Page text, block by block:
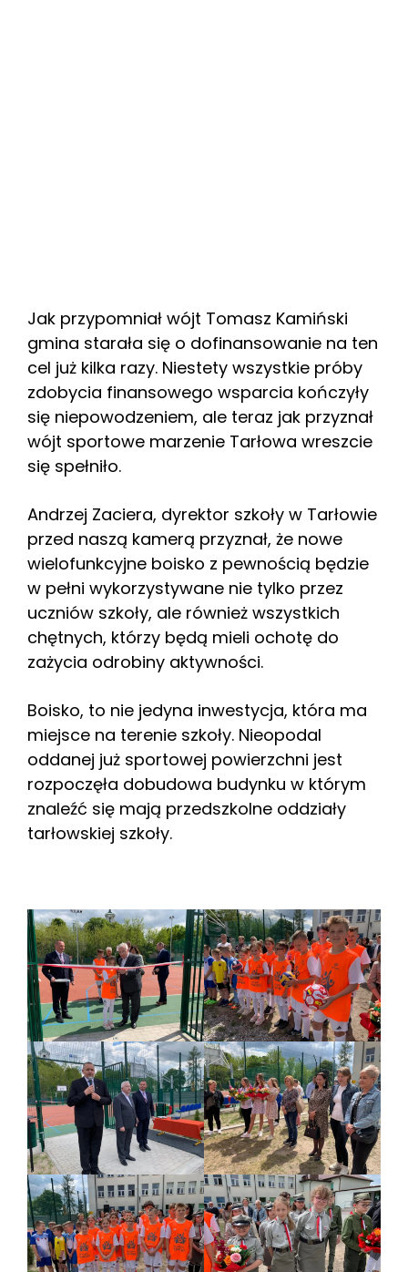
Jak przypomniał wójt Tomasz Kamiński
gmina starała się o dofinansowanie na ten
cel już kilka razy. Niestety wszystkie próby
zdobycia finansowego wsparcia kończyły
się niepowodzeniem, ale teraz jak przyznał
wójt sportowe marzenie Tarłowa wreszcie
się spełniło.
Andrzej Zaciera, dyrektor szkoły w Tarłowie
przed naszą kamerą przyznał, że nowe
wielofunkcyjne boisko z pewnością będzie
w pełni wykorzystywane nie tylko przez
uczniów szkoły, ale również wszystkich
chętnych, którzy będą mieli ochotę do
zażycia odrobiny aktywności.
Boisko, to nie jedyna inwestycja, która ma
miejsce na terenie szkoły. Nieopodal
oddanej już sportowej powierzchni jest
rozpoczęła dobudowa budynku w którym
znaleźć się mają przedszkolne oddziały
tarłowskiej szkoły.